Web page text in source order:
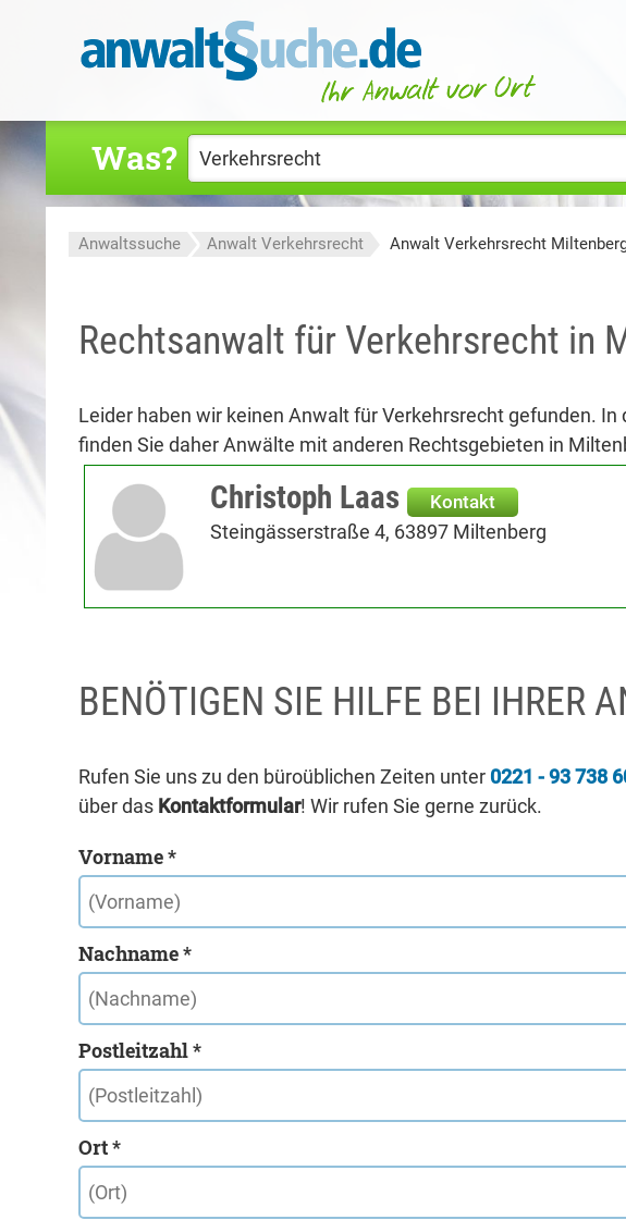
Was?
Anwaltssuche Anwalt Verkehrsrecht Anwalt Verkehrsrecht
Rechtsanwalt für Verkehrsrecht in
Leider haben wir keinen Anwalt für Verkehrsrecht gefunden. In
finden Sie daher Anwälte mit anderen Rechtsgebieten in
Christoph Laas Kontakt
Steingässerstraße 4, 63897 Miltenberg
BENÖTIGEN SIE HILFE BEI IHRER
Rufen Sie uns zu den büroüblichen Zeiten unter 0221 - 93 738
über das Kontaktformular! Wir rufen Sie gerne zurück.
Vorname *
Nachname *
Postleitzahl *
Ort *